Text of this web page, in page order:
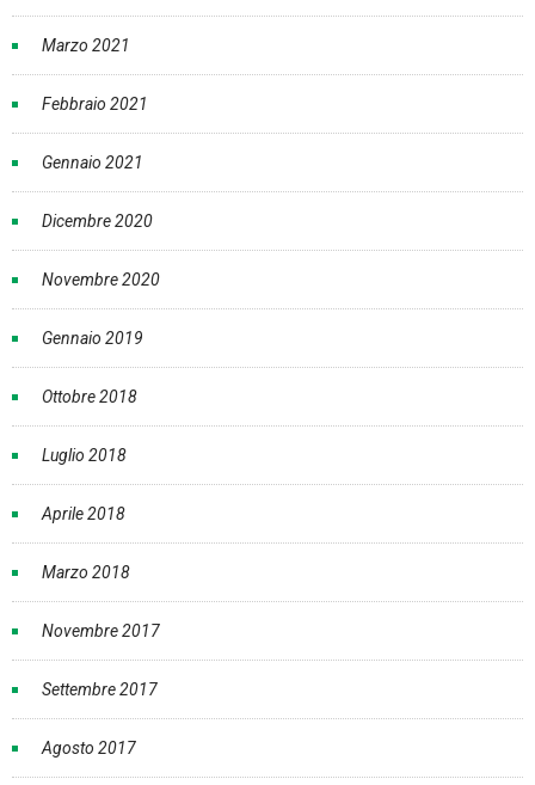
Marzo 2021
Febbraio 2021
Gennaio 2021
Dicembre 2020
Novembre 2020
Gennaio 2019
Ottobre 2018
Luglio 2018
Aprile 2018
Marzo 2018
Novembre 2017
Settembre 2017
Agosto 2017